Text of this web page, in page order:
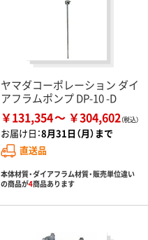
ヤマダコーポレーション ダイ
アフラムポンプ DP-10 -D
￥131,354 ￥304,602
お届け日：8月31日（月）まで
直送品
本体材質・ダイアフラム材質・販売単位違い
の商品が4商品あります